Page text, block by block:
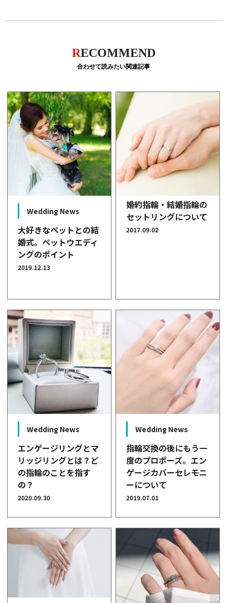
RECOMMEND
合わせて読みたい関連記事
Wedding News
大好きなペットとの結
婚式。ペットウエディ
ングのポイント
2019.12.13
婚約指輪・結婚指輪の
セットリングについて
2017.09.02
Wedding News
エンゲージリングとマ
リッジリングとは？ど
の指輪のことを指す
の？
2020.09.30
Wedding News
指輪交換の後にもう一
度のプロポーズ。エン
ゲージカバーセレモニ
ーについて
2019.07.01